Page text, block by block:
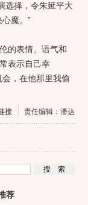
选择，令朱延平大
魔。”
的表情、语气和
表示自己幸
，在他那里我偷
接 责任编辑：潘达
荐